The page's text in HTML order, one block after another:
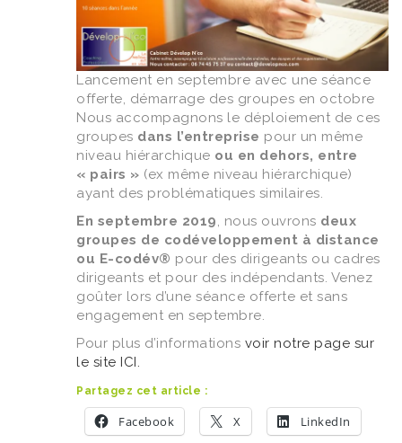
Lancement en septembre avec une séance
offerte, démarrage des groupes en octobre
Nous accompagnons le déploiement de ces
groupes dans l’entreprise pour un même
niveau hiérarchique ou en dehors, entre
« pairs » (ex même niveau hiérarchique)
ayant des problématiques similaires.
En septembre 2019, nous ouvrons deux
groupes de codéveloppement à distance
ou E-codév® pour des dirigeants ou cadres
dirigeants et pour des indépendants. Venez
goûter lors d’une séance offerte et sans
engagement en septembre.
Pour plus d’informations voir notre page sur
le site ICI.
Partagez cet article :
Facebook X LinkedIn